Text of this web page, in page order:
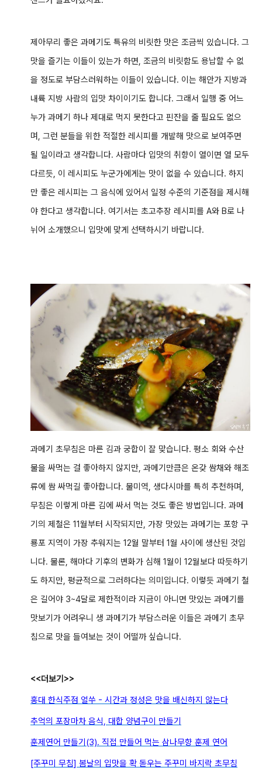
제아무리 좋은 과메기도 특유의 비릿한 맛은 조금씩 있습니다. 그
맛을 즐기는 이들이 있는가 하면, 조금의 비릿함도 용납할 수 없
을 정도로 부담스러워하는 이들이 있습니다. 이는 해안가 지방과
내륙 지방 사람의 입맛 차이이기도 합니다. 그래서 일행 중 어느
누가 과메기 하나 제대로 먹지 못한다고 핀잔을 줄 필요도 없으
며, 그런 분들을 위한 적절한 레시피를 개발해 맛으로 보여주면
될 일이라고 생각합니다. 사람마다 입맛의 취향이 열이면 열 모두
다르듯, 이 레시피도 누군가에게는 맛이 없을 수 있습니다. 하지
만 좋은 레시피는 그 음식에 있어서 일정 수준의 기준점을 제시해
야 한다고 생각합니다. 여기서는 초고추장 레시피를 A와 B로 나
뉘어 소개했으니 입맛에 맞게 선택하시기 바랍니다.
과메기 초무침은 마른 김과 궁합이 잘 맞습니다. 평소 회와 수산
물을 싸먹는 걸 좋아하지 않지만, 과메기만큼은 온갖 쌈채와 해조
류에 쌈 싸먹길 좋아합니다. 물미역, 생다시마를 특히 추천하며,
무침은 이렇게 마른 김에 싸서 먹는 것도 좋은 방법입니다. 과메
기의 제철은 11월부터 시작되지만, 가장 맛있는 과메기는 포항 구
룡포 지역이 가장 추워지는 12월 말부터 1월 사이에 생산된 것입
니다. 물론, 해마다 기후의 변화가 심해 1월이 12월보다 따듯하기
도 하지만, 평균적으로 그러하다는 의미입니다. 이렇듯 과메기 철
은 길어야 3~4달로 제한적이라 지금이 아니면 맛있는 과메기를
맛보기가 어려우니 생 과메기가 부담스러운 이들은 과메기 초무
침으로 맛을 들여보는 것이 어떨까 싶습니다.
<<더보기>>
홍대 한식주점 얼쑤 - 시간과 정성은 맛을 배신하지 않는다
추억의 포장마차 음식, 대합 양념구이 만들기
훈제연어 만들기(3). 직접 만들어 먹는 삼나무향 훈제 연어
[주꾸미 무침] 봄날의 입맛을 확 돋우는 주꾸미 바지락 초무침